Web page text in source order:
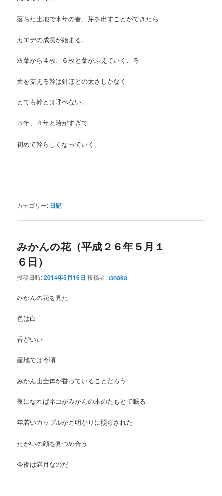
落ちた土地で来年の春、芽を出すことができたら
カエデの成長が始まる。
双葉から４枚、６枚と葉がふえていくころ
葉を支える幹は針ほどの太さしかなく
とても幹とは呼べない。
３年、４年と時がすぎて
初めて幹らしくなっていく。
カテゴリー: 日記
みかんの花（平成２６年５月１
６日）
投稿日時:2014年5月16日 投稿者:tanaka
みかんの花を見た
色は白
香がいい
産地では今頃
みかん山全体が香っていることだろう
夜になればネコがみかんの木のたもとで眠る
年若いカップルが月明かりに照らされた
たがいの顔を見つめ合う
今夜は満月なのだ